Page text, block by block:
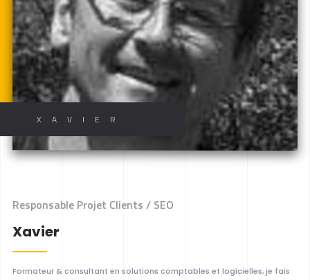
XAVIER
Responsable Projet Clients / SEO
Xavier
Formateur & consultant en solutions comptables et logicielles, je fais